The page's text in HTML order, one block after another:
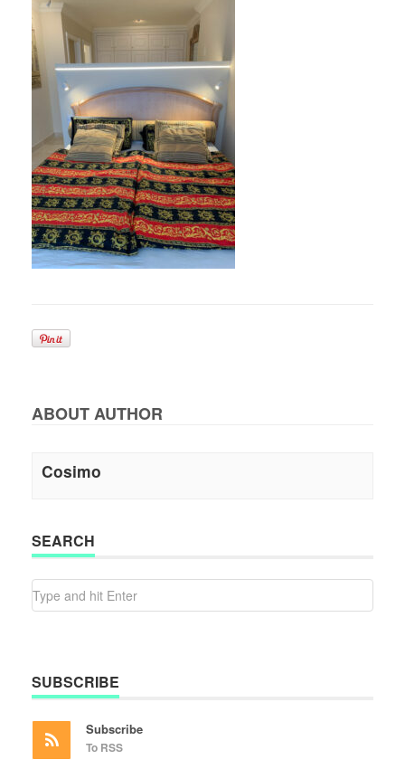
ABOUT AUTHOR
Cosimo
SEARCH
SUBSCRIBE
Subscribe
To RSS